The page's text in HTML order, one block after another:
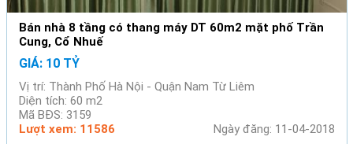
Bán nhà 8 tầng có thang máy DT 60m2 mặt phố Trần
Cung, Cổ Nhuế
GIÁ: 10 TỶ
Vị trí: Thành Phố Hà Nội - Quận Nam Từ Liêm
Diện tích: 60 m2
Mã BĐS: 3159
Lượt xem: 11586
Ngày đăng: 11-04-2018